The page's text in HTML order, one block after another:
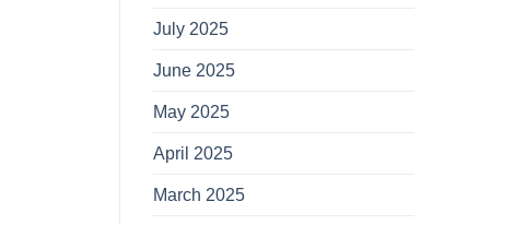
July 2025
June 2025
May 2025
April 2025
March 2025